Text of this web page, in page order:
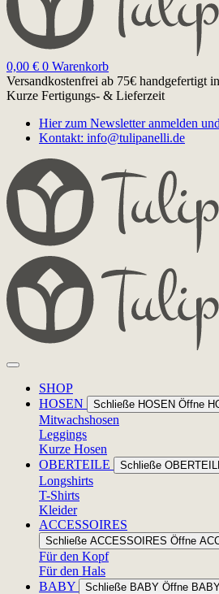
0,00 € 0 Warenkorb
Versandkostenfrei ab 75€ handgefertigt
Kurze Fertigungs- & Lieferzeit
Hier zum Newsletter anmelden
Kontakt: info@tulipanelli.de
SHOP
HOSEN
Schließe HOSEN Öffne
Mitwachshosen
Leggings
Kurze Hosen
OBERTEILE
Schließe
Longshirts
T-Shirts
Kleider
ACCESSOIRES
Schließe ACCESSOIRES Öffne
Für den Kopf
Für den Hals
BABY
Schließe BABY Öffne